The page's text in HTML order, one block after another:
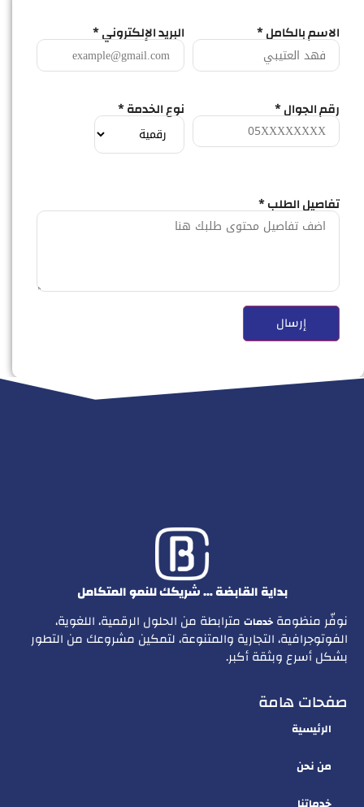
الاسم بالكامل * البريد الإلكتروني *
رقم الجوال * نوع الخدمة *
تفاصيل الطلب *
بداية القابضة … شريكك للنمو المتكامل
نوفّر منظومة خدمات مترابطة من الحلول الرقمية، اللغوية،
الفوتوجرافية، التجارية والمتنوعة، لتمكين مشروعك من التطور
بشكل أسرع وبثقة أكبر.
صفحات هامة
الرئيسية
من نحن